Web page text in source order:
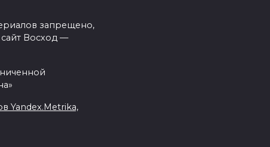
запрещено,
Восход —
Yandex.Metrika,